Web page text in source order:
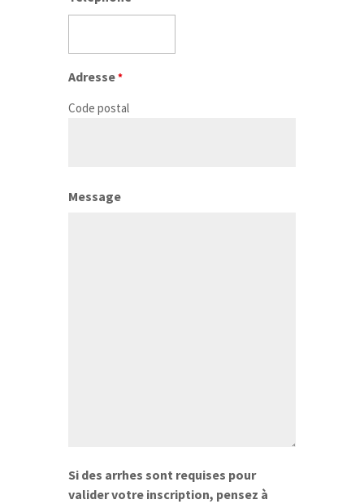
Adresse*
Code postal
Message
Si des arrhes sont requises pour
valider votre inscription, pensez à